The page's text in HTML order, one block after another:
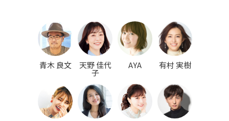
青木 良文 天野 佳代
子
AYA 有村 実樹